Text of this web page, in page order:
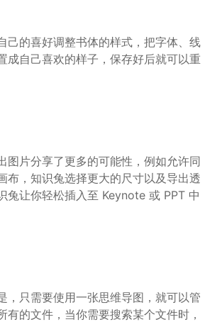
己的喜好调整书体的样式，把字体、线
成自己喜欢的样子，保存好后就可以重
图片分享了更多的可能性，例如允许同
布，知识兔选择更大的尺寸以及导出透
兔让你轻松插入至 Keynote 或 PPT 中
，只需要使用一张思维导图，就可以管
有的文件，当你需要搜索某个文件时，